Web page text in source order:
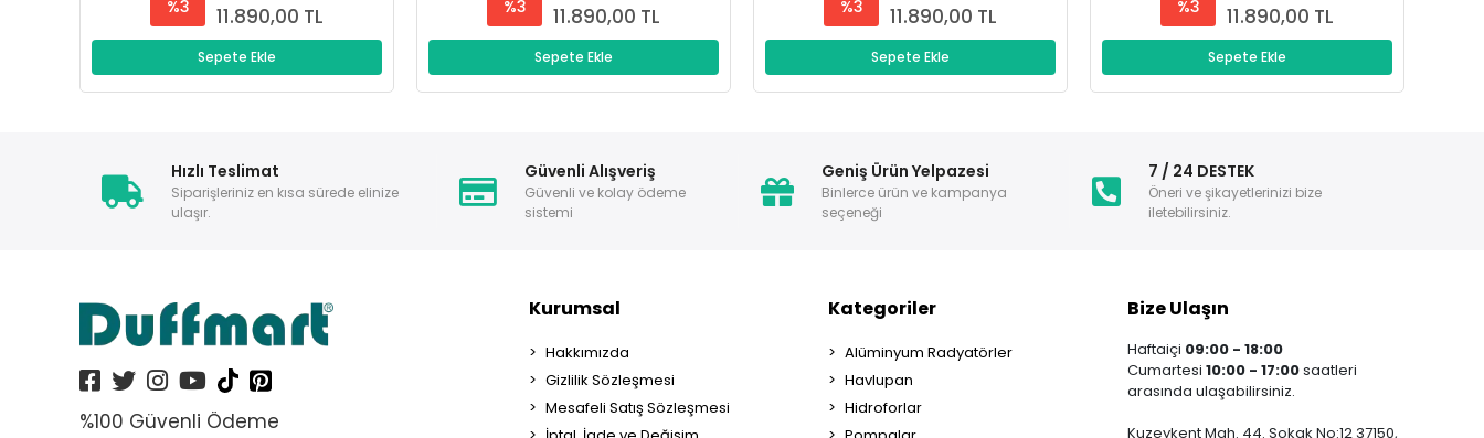
%3 11.890,00 TL
Sepete Ekle
%3 11.890,00 TL
Sepete Ekle
%3 11.890,00 TL
Sepete Ekle
%3 11.890,00 TL
Sepete Ekle
Hızlı Teslimat
Siparişleriniz en kısa sürede elinize
ulaşır.
Güvenli Alışveriş
Güvenli ve kolay ödeme
sistemi
Geniş Ürün Yelpazesi
Binlerce ürün ve kampanya
seçeneği
7 / 24 DESTEK
Öneri ve şikayetlerinizi bize
iletebilirsiniz.
%100 Güvenli Ödeme
Kurumsal
Hakkımızda
Gizlilik Sözleşmesi
Mesafeli Satış Sözleşmesi
Kategoriler
Alüminyum Radyatörler
Havlupan
Hidroforlar
Bize Ulaşın
Haftaiçi 09:00 - 18:00
Cumartesi 10:00 - 17:00saatleri
arasında ulaşabilirsiniz.
Kuzeykent Mah. 44. Sokak No:12 37150,